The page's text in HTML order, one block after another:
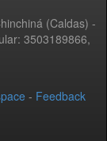
(Caldas) -
3503189866,
- Feedback